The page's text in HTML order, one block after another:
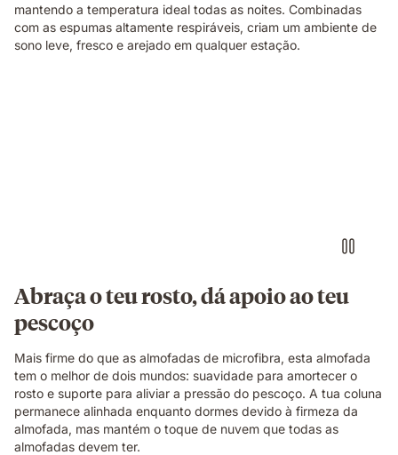
mantendo a temperatura ideal todas as noites. Combinadas
com as espumas altamente respiráveis, criam um ambiente de
sono leve, fresco e arejado em qualquer estação.
Abraça o teu rosto, dá apoio ao teu
pescoço
Mais firme do que as almofadas de microfibra, esta almofada
tem o melhor de dois mundos: suavidade para amortecer o
rosto e suporte para aliviar a pressão do pescoço. A tua coluna
permanece alinhada enquanto dormes devido à firmeza da
almofada, mas mantém o toque de nuvem que todas as
almofadas devem ter.